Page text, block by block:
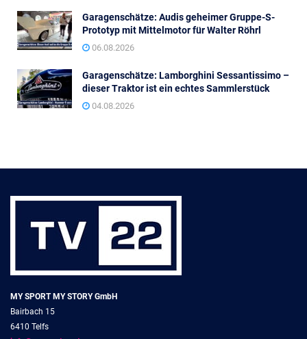
Garagenschätze: Audis geheimer Gruppe-S-
Prototyp mit Mittelmotor für Walter Röhrl
06.08.2026
Garagenschätze: Lamborghini Sessantissimo –
dieser Traktor ist ein echtes Sammlerstück
04.08.2026
MY SPORT MY STORY GmbH
Bairbach 15
6410 Telfs